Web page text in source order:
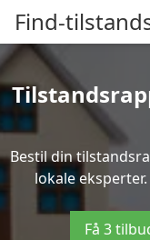
Find-
Bestil din
lokale
Få 3